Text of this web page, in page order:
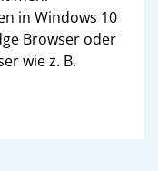
in Windows 10
Browser oder
wie z. B.